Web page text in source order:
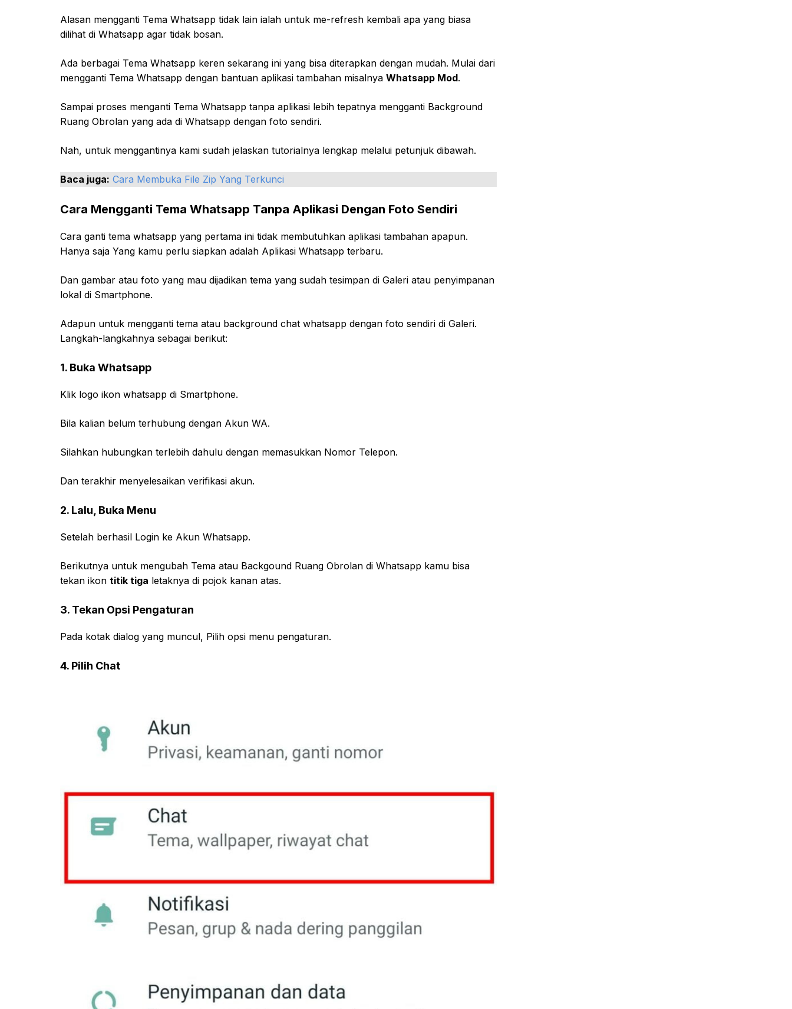
Alasan mengganti Tema Whatsapp tidak lain ialah untuk me-refresh kembali apa yang biasa
dilihat di Whatsapp agar tidak bosan.
Ada berbagai Tema Whatsapp keren sekarang ini yang bisa diterapkan dengan mudah. Mulai dari
mengganti Tema Whatsapp dengan bantuan aplikasi tambahan misalnya Whatsapp Mod.
Sampai proses menganti Tema Whatsapp tanpa aplikasi lebih tepatnya mengganti Background
Ruang Obrolan yang ada di Whatsapp dengan foto sendiri.
Nah, untuk menggantinya kami sudah jelaskan tutorialnya lengkap melalui petunjuk dibawah.
Baca juga: Cara Membuka File Zip Yang Terkunci
Cara Mengganti Tema Whatsapp Tanpa Aplikasi Dengan Foto Sendiri
Cara ganti tema whatsapp yang pertama ini tidak membutuhkan aplikasi tambahan apapun.
Hanya saja Yang kamu perlu siapkan adalah Aplikasi Whatsapp terbaru.
Dan gambar atau foto yang mau dijadikan tema yang sudah tesimpan di Galeri atau penyimpanan
lokal di Smartphone.
Adapun untuk mengganti tema atau background chat whatsapp dengan foto sendiri di Galeri.
Langkah-langkahnya sebagai berikut:
1. Buka Whatsapp
Klik logo ikon whatsapp di Smartphone.
Bila kalian belum terhubung dengan Akun WA.
Silahkan hubungkan terlebih dahulu dengan memasukkan Nomor Telepon.
Dan terakhir menyelesaikan verifikasi akun.
2. Lalu, Buka Menu
Setelah berhasil Login ke Akun Whatsapp.
Berikutnya untuk mengubah Tema atau Backgound Ruang Obrolan di Whatsapp kamu bisa
tekan ikon titik tiga letaknya di pojok kanan atas.
3. Tekan Opsi Pengaturan
Pada kotak dialog yang muncul, Pilih opsi menu pengaturan.
4. Pilih Chat